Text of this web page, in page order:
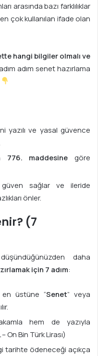
arasında bazı farklılıklar
çok kullanılan ifade olan
hangi bilgiler olmalı ve
adım senet hazırlama
yazılı ve yasal güvence
776. maddesine göre
sağlar ve ileride
önler.
(7
daha
için 7 adım:
üstüne “Senet” veya
hem de yazıyla
On Bin Türk Lirası)
tarihte ödeneceği açıkça